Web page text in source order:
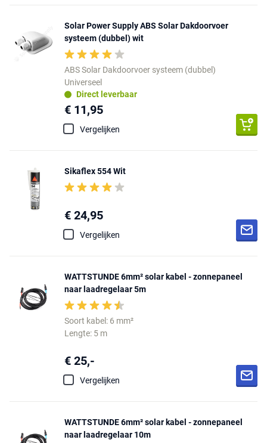
Solar Power Supply ABS Solar Dakdoorvoer
systeem (dubbel) wit
ABS Solar Dakdoorvoer systeem (dubbel)
Universeel
Direct leverbaar
€ 11,95
Vergelijken
Sikaflex 554 Wit
€ 24,95
Vergelijken
WATTSTUNDE 6mm² solar kabel - zonnepaneel
naar laadregelaar 5m
Soort kabel: 6 mm²
Lengte: 5 m
€ 25,-
Vergelijken
WATTSTUNDE 6mm² solar kabel - zonnepaneel
naar laadregelaar 10m